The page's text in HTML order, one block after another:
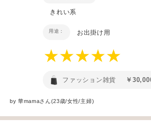
きれい系
用途： お出掛け用
ファッション雑貨 ￥
by華mamaさん(23歳/女性/主婦)